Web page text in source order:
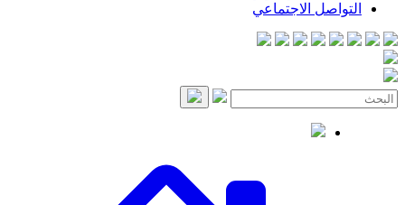
الاجتماعي